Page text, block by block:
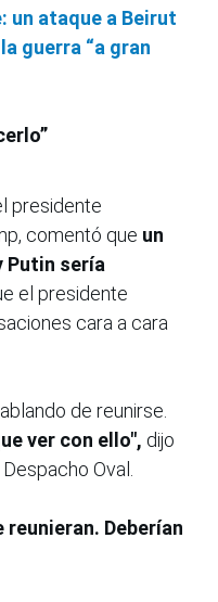
un ataque a Beirut
guerra “a gran
presidente
comentó que un
Putin sería
el presidente
cara a cara
de reunirse.
ver con ello", dijo
Oval.
Deberían